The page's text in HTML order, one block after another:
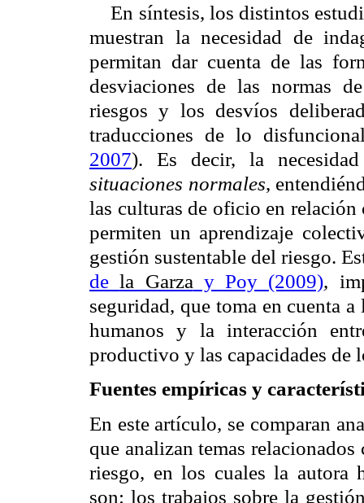
En síntesis, los distintos
muestran la necesidad de
permitan dar cuenta de las
desviaciones de las normas
riesgos y los desvíos
traducciones de lo
2007). Es decir, la
situaciones normales,
las culturas de oficio en
permiten un aprendizaje
gestión sustentable del riesgo.
dela Garza y Poy (2009),
seguridad, que toma en cuenta
humanos y la interacción
productivo y las capacidades de
Fuentes empíricas y
En este artículo, se comparan
que analizan temas
riesgo, en los cuales la autora
son: los trabajos sobre la